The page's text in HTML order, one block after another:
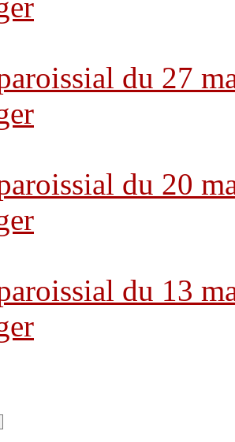
du 27
du 20
du 13